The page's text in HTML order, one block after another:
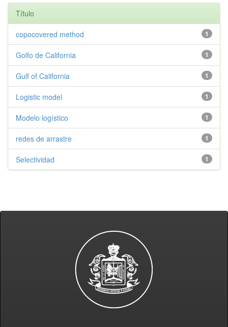
Título
1
copocovered method
1
Golfo de California
1
Gulf of California
1
Logistic model
1
Modelo logístico
1
redes de arrastre
1
Selectividad